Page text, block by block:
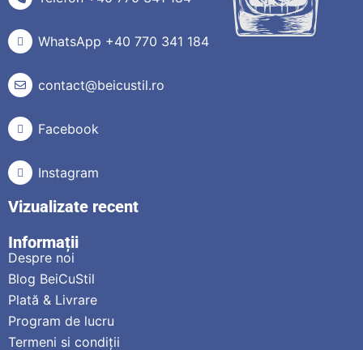
WhatsApp +40 770 341 184
contact@beicustil.ro
Facebook
Instagram
Vizualizate recent
Informații
Despre noi
Blog BeiCuStil
Plată & Livrare
Program de lucru
Termeni si condiții